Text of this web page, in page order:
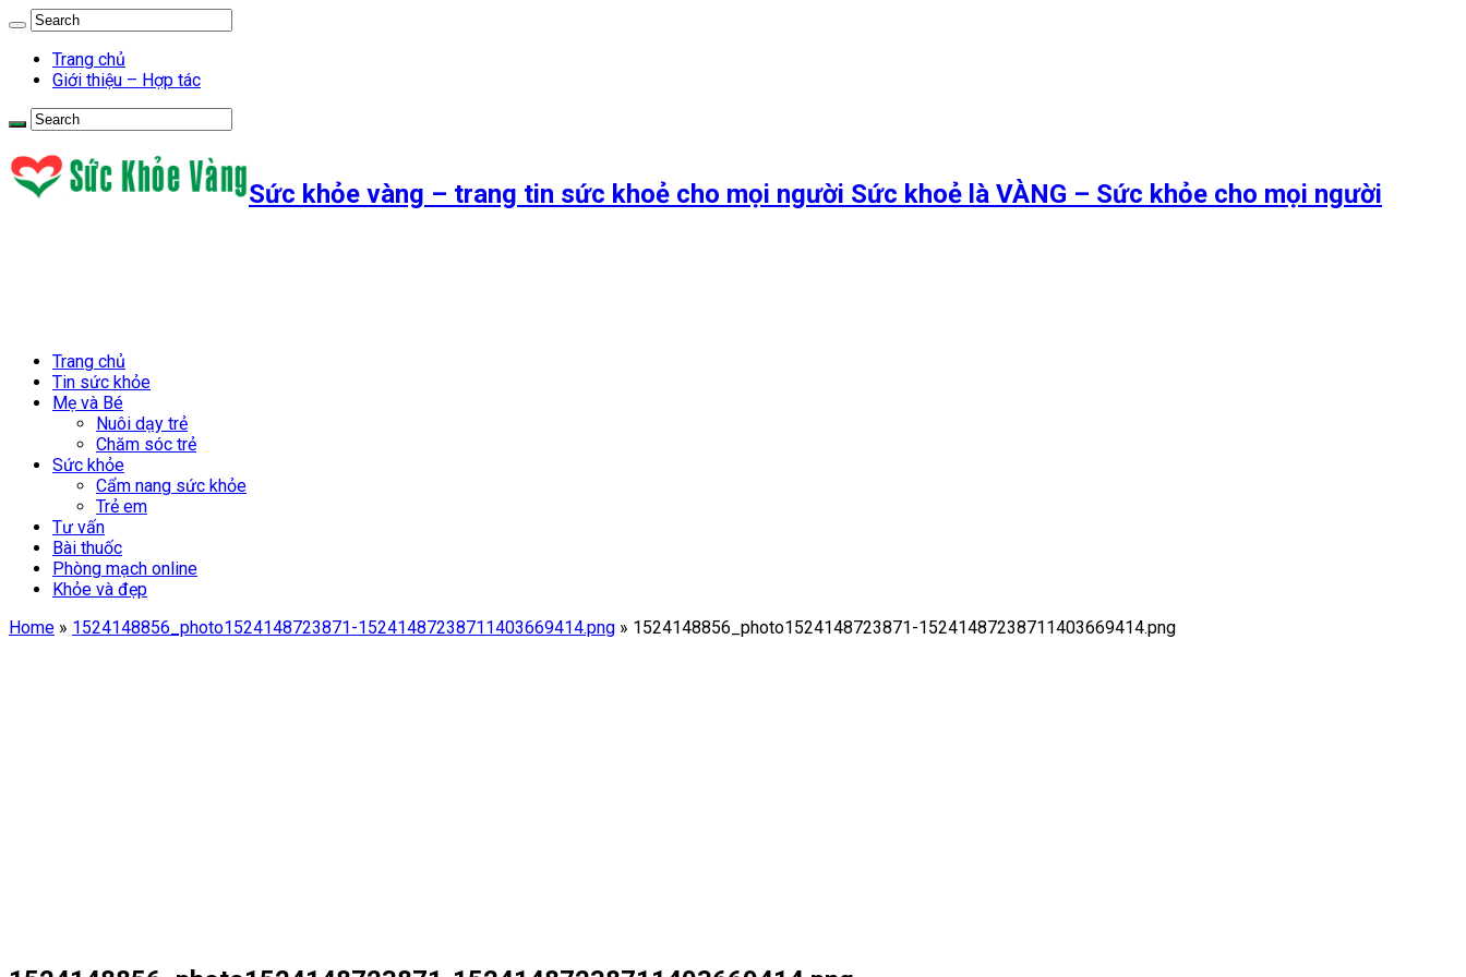
Trang chủ
Giới thiệu – Hợp tác
Sức khỏe vàng – trang tin sức khoẻ cho mọi người Sức khoẻ là VÀNG – Sức khỏe cho mọi người
Trang chủ
Tin sức khỏe
Mẹ và Bé
Nuôi dạy trẻ
Chăm sóc trẻ
Sức khỏe
Cẩm nang sức khỏe
Trẻ em
Tư vấn
Bài thuốc
Phòng mạch online
Khỏe và đẹp
Home » 1524148856_photo1524148723871-15241487238711403669414.png » 1524148856_photo1524148723871-15241487238711403669414.png